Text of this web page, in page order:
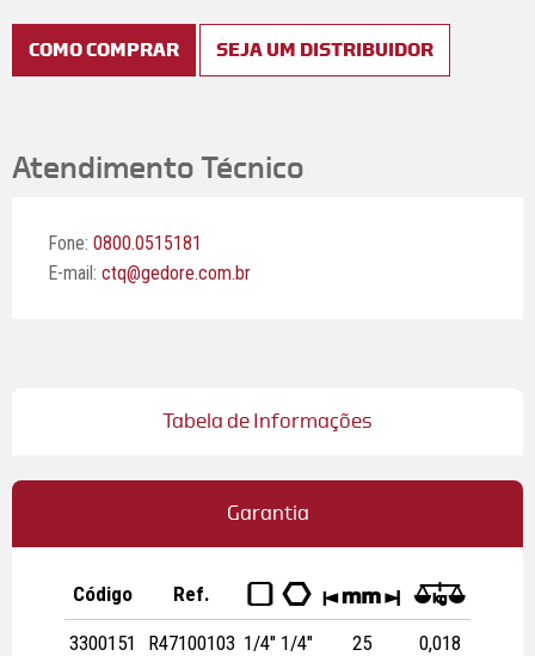
COMO COMPRAR SEJA UM DISTRIBUIDOR
Atendimento Técnico
Fone: 0800.0515181
E-mail: ctq@gedore.com.br
Tabela de Informações
Garantia
Código Ref. - y 0
3300151
R47100103 1/4" 1/4" 25 0,018